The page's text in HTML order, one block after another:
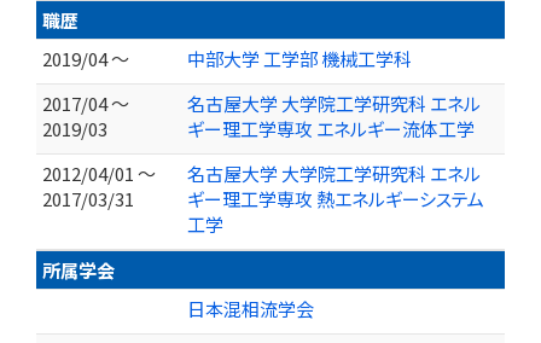
職歴
2019/04 ～
中部大学 工学部 機械工学科
2017/04 ～
2019/03
名古屋大学 大学院工学研究科 エネル
ギー理工学専攻 エネルギー流体工学
2012/04/01 ～
2017/03/31
名古屋大学 大学院工学研究科 エネル
ギー理工学専攻 熱エネルギーシステム
工学
所属学会
日本混相流学会